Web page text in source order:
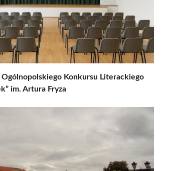
Konkursu Literackiego
im. Artura Fryza